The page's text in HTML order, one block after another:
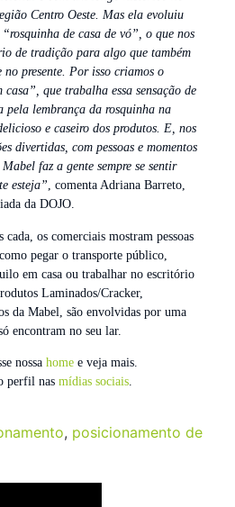
Centro Oeste. Mas ela evoluiu
de casa de vó”, o que nos
de tradição para algo que também
no presente. Por isso criamos o
que trabalha essa sensação de
pela lembrança da rosquinha na
e caseiro dos produtos. E, nos
divertidas, com pessoas e momentos
faz a gente sempre se sentir
esteja”, comenta Adriana Barreto,
da DOJO.
cada, os comerciais mostram pessoas
pegar o transporte público,
em casa ou trabalhar no escritório
Laminados/Cracker,
da Mabel, são envolvidas por uma
encontram no seu lar.
nossa home e veja mais.
perfil nas mídias sociais.
, posicionamento de